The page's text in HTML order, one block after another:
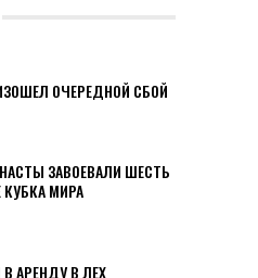
ОЧЕРЕДНОЙ СБОЙ
ЗАВОЕВАЛИ ШЕСТЬ
КУБКА МИРА
АРЕНДУ В ЛЕХ